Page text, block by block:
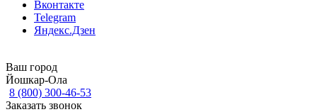
Вконтакте
Telegram
Яндекс.Дзен
Ваш город
Йошкар-Ола
8 (800) 300-46-53
Заказать звонок